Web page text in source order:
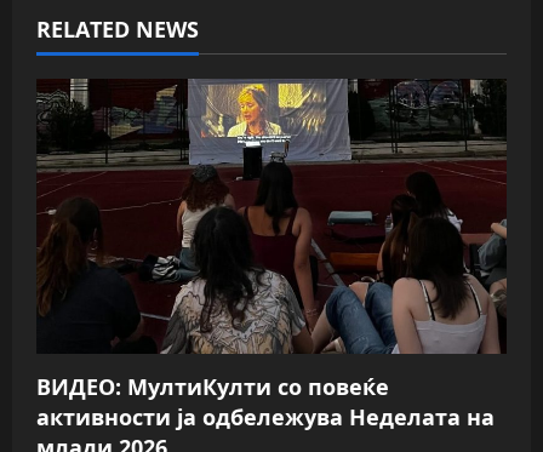
v
i
g
a
t
i
o
n
RELATED NEWS
ВИДЕО: МултиКулти со повеќе
активности ја одбележува Неделата на